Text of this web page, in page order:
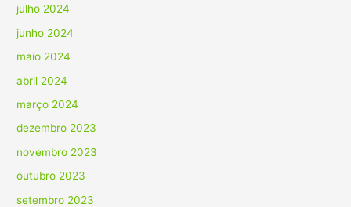
julho 2024
junho 2024
maio 2024
abril 2024
março 2024
dezembro 2023
novembro 2023
outubro 2023
setembro 2023